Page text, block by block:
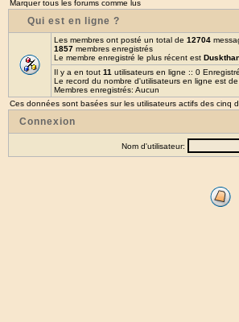
Marquer tous les forums comme lus
Qui est en ligne ?
Les membres ont posté un total de 12704
1857 membres enregistrés
Le membre enregistré le plus récent est
Il y a en tout 11 utilisateurs en ligne :: 0
Le record du nombre d'utilisateurs en ligne est de
Membres enregistrés: Aucun
Ces données sont basées sur les utilisateurs actifs des cinq
Connexion
Nom d'utilisateur: